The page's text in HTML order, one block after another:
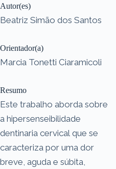
Autor(es)
Beatriz Simão dos Santos
Orientador(a)
Marcia Tonetti Ciaramicoli
Resumo
Este trabalho aborda sobre
a hipersenseibilidade
dentinaria cervical que se
caracteriza por uma dor
breve, aguda e súbita,